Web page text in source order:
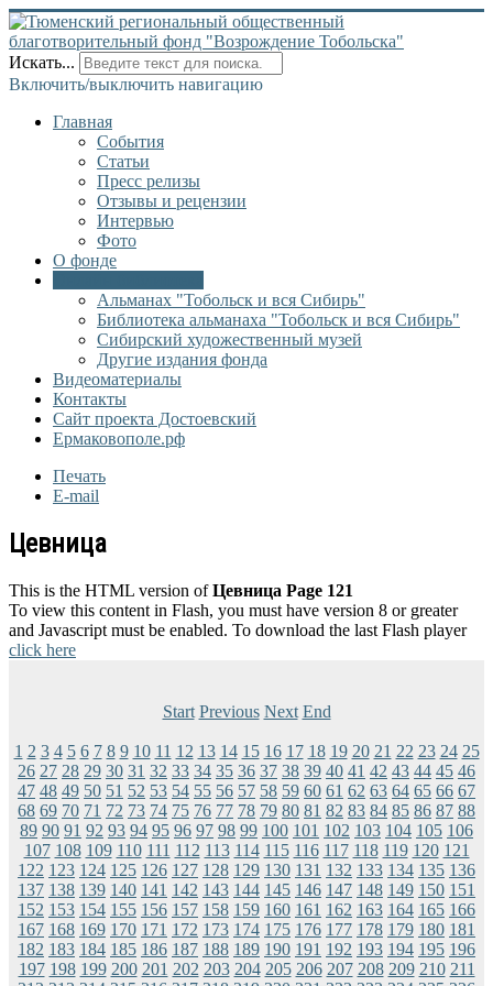
Искать...
Включить/выключить навигацию
Главная
События
Статьи
Пресс релизы
Отзывы и рецензии
Интервью
Фото
О фонде
Альманах "Тобольск и вся Сибирь"
Библиотека альманаха "Тобольск и вся Сибирь"
Сибирский художественный музей
Другие издания фонда
Видеоматериалы
Контакты
Сайт проекта Достоевский
Ермаковополе.рф
Печать
E-mail
Цевница
This is the HTML version ofЦевница Page 121
To view this content in Flash, you must have version 8 or greater
and Javascript must be enabled. To download the last Flash player
click here
Start Previous Next End
1 2 3 4 5 6 7 8 9 10 11 12 13 14 15 16 17 18 19 20 21 22 23 24 25
26 27 28 29 30 31 32 33 34 35 36 37 38 39 40 41 42 43 44 45 46
47 48 49 50 51 52 53 54 55 56 57 58 59 60 61 62 63 64 65 66 67
68 69 70 71 72 73 74 75 76 77 78 79 80 81 82 83 84 85 86 87 88
89 90 91 92 93 94 95 96 97 98 99 100 101 102 103 104 105 106
107 108 109 110 111 112 113 114 115 116 117 118 119 120 121
122 123 124 125 126 127 128 129 130 131 132 133 134 135 136
137 138 139 140 141 142 143 144 145 146 147 148 149 150 151
152 153 154 155 156 157 158 159 160 161 162 163 164 165 166
167 168 169 170 171 172 173 174 175 176 177 178 179 180 181
182 183 184 185 186 187 188 189 190 191 192 193 194 195 196
197 198 199 200 201 202 203 204 205 206 207 208 209 210 211